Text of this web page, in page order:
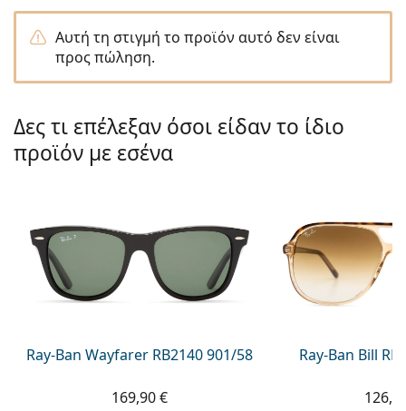
Persol
Prada
Όλες οι μάρκες
Αυτή τη στιγμή το προϊόν αυτό δεν είναι
προς πώληση.
Δες τι επέλεξαν όσοι είδαν το ίδιο
προϊόν με εσένα
Ray-Ban Wayfarer RB2140 901/58
169,90 €
Ray-Ban Bill